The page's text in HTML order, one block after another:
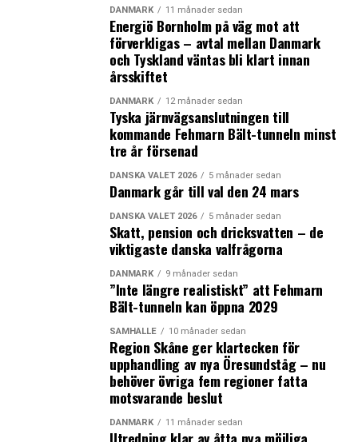
DANMARK 11 månader sedan
Energiö Bornholm på väg mot att
förverkligas – avtal mellan Danmark
och Tyskland väntas bli klart innan
årsskiftet
DANMARK 12 månader sedan
Tyska järnvägsanslutningen till
kommande Fehmarn Bält-tunneln minst
tre år försenad
DANSKA VALET 2026 5 månader sedan
Danmark går till val den 24 mars
DANSKA VALET 2026 5 månader sedan
Skatt, pension och dricksvatten – de
viktigaste danska valfrågorna
DANMARK 9 månader sedan
”Inte längre realistiskt” att Fehmarn
Bält-tunneln kan öppna 2029
SAMHÄLLE 10 månader sedan
Region Skåne ger klartecken för
upphandling av nya Öresundståg – nu
behöver övriga fem regioner fatta
motsvarande beslut
DANMARK 11 månader sedan